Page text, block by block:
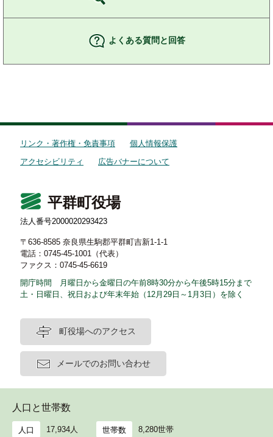
よくある質問と回答
リンク・著作権・免責事項
個人情報保護
アクセシビリティ
広告バナーについて
平群町役場
法人番号2000020293423
〒636-8585 奈良県生駒郡平群町吉新1-1-1
電話：0745-45-1001（代表）
ファクス：0745-45-6619
開庁時間 月曜日から金曜日の午前8時30分から午後5時15分まで
土・日曜日、祝日および年末年始（12月29日～1月3日）を除く
町役場へのアクセス
メールでのお問い合わせ
人口と世帯数
人口 17,934人 世帯数 8,280世帯